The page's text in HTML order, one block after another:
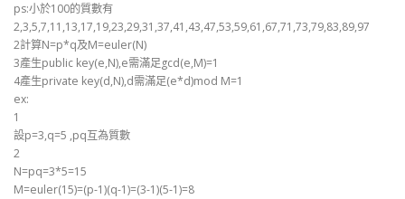
ps:小於100的質數有
2,3,5,7,11,13,17,19,23,29,31,37,41,43,47,53,59,61,67,71,73,79,83,89,97
2計算N=p*q及M=euler(N)
3產生public key(e,N),e需滿足gcd(e,M)=1
4產生private key(d,N),d需滿足(e*d)mod M=1
ex:
1
設p=3,q=5 ,pq互為質數
2
N=pq=3*5=15
M=euler(15)=(p-1)(q-1)=(3-1)(5-1)=8